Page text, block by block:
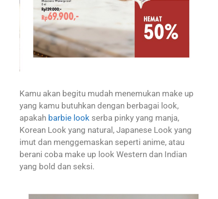
Kamu akan begitu mudah menemukan make up
yang kamu butuhkan dengan berbagai look,
apakah barbie look serba pinky yang manja,
Korean Look yang natural, Japanese Look yang
imut dan menggemaskan seperti anime, atau
berani coba make up look Western dan Indian
yang bold dan seksi.